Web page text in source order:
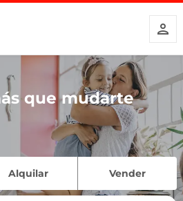
que mudarte
Alquilar Vender